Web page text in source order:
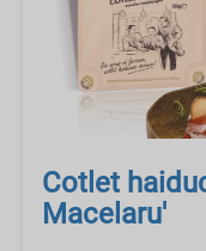
Cotlet
Macelaru'